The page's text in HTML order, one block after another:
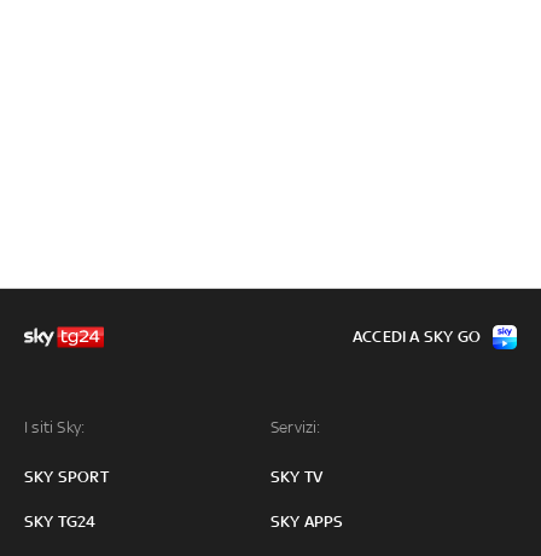
I siti Sky:
SKY SPORT
SKY TG24
Servizi:
SKY TV
SKY APPS
ACCEDI A SKY GO